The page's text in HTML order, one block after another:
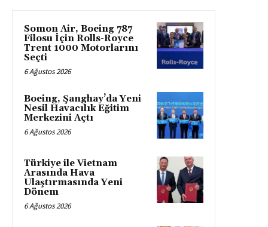
Somon Air, Boeing 787
Filosu İçin Rolls-Royce
Trent 1000 Motorlarını
Seçti
6 Ağustos 2026
Boeing, Şanghay’da Yeni
Nesil Havacılık Eğitim
Merkezini Açtı
6 Ağustos 2026
Türkiye ile Vietnam
Arasında Hava
Ulaştırmasında Yeni
Dönem
6 Ağustos 2026